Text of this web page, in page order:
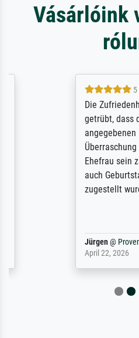
Vásárlóink
5 / 5
Die Zufriedenheit ist
getrübt, dass das Bild
angegebenen
Überraschung für die
Ehefrau sein zum
auch Geburtstag sein)
zugestellt wurde.
ProvenExpert
April 22, 2026